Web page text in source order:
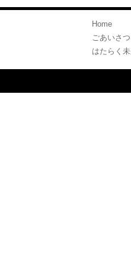
Home
ごあいさつ
はたらく